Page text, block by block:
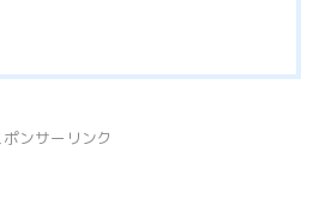
ポンサーリンク